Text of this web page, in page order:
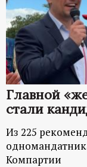
Главной
стали
Из 225
Компартии